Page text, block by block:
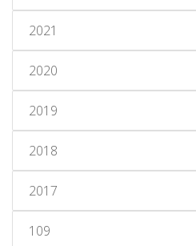
2021
2020
2019
2018
2017
109